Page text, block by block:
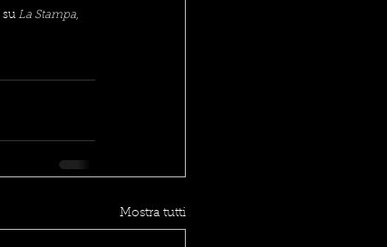
su La Stampa,
Mostra tutti